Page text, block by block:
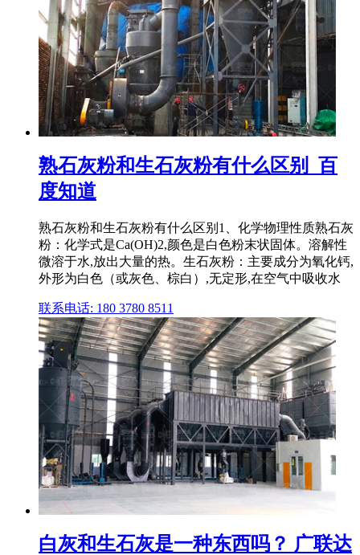
熟石灰粉和生石灰粉有什么区别_百
度知道
熟石灰粉和生石灰粉有什么区别1、化学物理性质熟石灰
粉：化学式是Ca(OH)2,颜色是白色粉末状固体。溶解性
微溶于水,放出大量的热。生石灰粉：主要成分为氧化钙,
外形为白色（或灰色、棕白）,无定形,在空气中吸收水
联系电话: 180 3780 8511
白灰和生石灰是一种东西吗？ 广联达